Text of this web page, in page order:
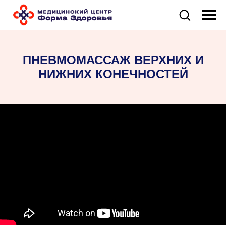
ПНЕВМОМАССАЖ ВЕРХНИХ И
НИЖНИХ КОНЕЧНОСТЕЙ